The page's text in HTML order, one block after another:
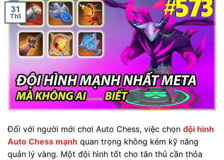
31
Th1
Đối với người mới chơi Auto Chess, việc chọn đội hình
Auto Chess mạnh quan trọng không kém kỹ năng
quản lý vàng. Một đội hình tốt cho tân thủ cần thỏa